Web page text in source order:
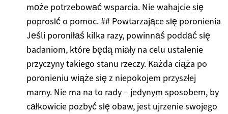
może potrzebować wsparcia. Nie wahajcie się
poprosić o pomoc. ## Powtarzające się poronienia
Jeśli poroniłaś kilka razy, powinnaś poddać się
badaniom, które będą miały na celu ustalenie
przyczyny takiego stanu rzeczy. Każda ciąża po
poronieniu wiąże się z niepokojem przyszłej
mamy. Nie ma na to rady – jedynym sposobem, by
całkowicie pozbyć się obaw, jest ujrzenie swojego